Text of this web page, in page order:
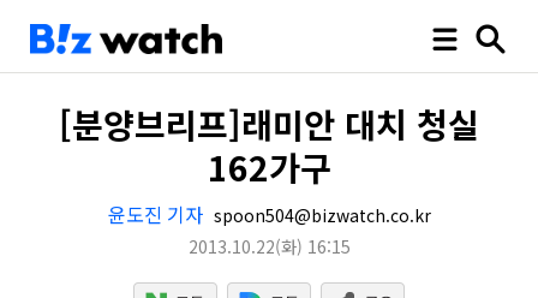
[분양브리프]래미안 대치 청실
162가구
윤도진 기자 spoon504@bizwatch.co.kr
2013.10.22(화) 16:15